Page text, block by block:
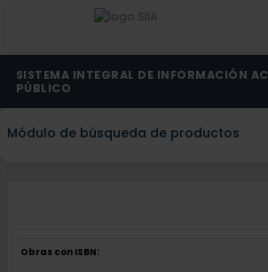
SISTEMA INTEGRAL DE INFORMACIÓN
PÚBLICO
Módulo de búsqueda de productos
Obras con ISBN: